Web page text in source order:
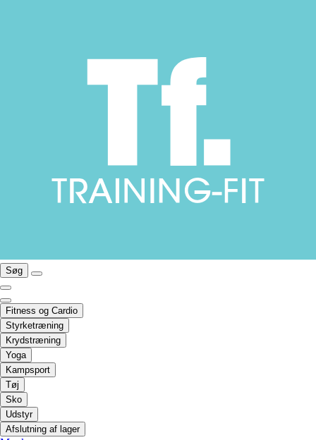
Søg
Fitness og Cardio
Styrketræning
Krydstræning
Yoga
Kampsport
Tøj
Sko
Udstyr
Afslutning af lager